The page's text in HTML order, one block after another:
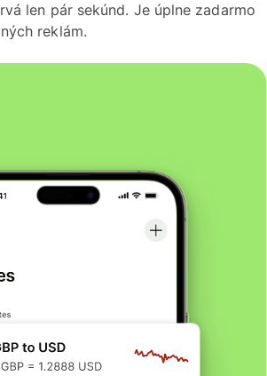
len pár sekúnd. Je úplne zadarmo
reklám.